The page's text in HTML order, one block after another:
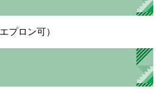
プロン可）